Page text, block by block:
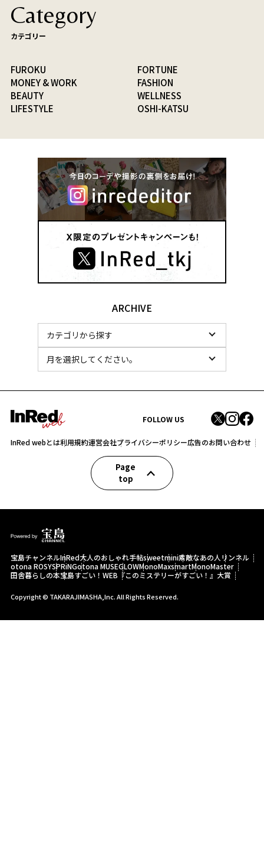
Category
カテゴリー
FUROKU
FORTUNE
MONEY & WORK
FASHION
BEAUTY
WELLNESS
LIFESTYLE
OSHI-KATSU
ARCHIVE
FOLLOW US
InRed webとは利用規約運営会社プライバシーポリシー広告のお問い合わせ
Page
top
宝島チャンネルInRed大人のおしゃれ手帖sweetmini素敵なあの人 リンネル
otona ROSYSPRiNGotona MUSEGLOWMonoMaxsmartMonoMaster
田舎暮らしの本宝島すごい！WEB 『このミステリーがすごい！』大賞
Copyright © TAKARAJIMASHA,Inc. All Rights Reserved.